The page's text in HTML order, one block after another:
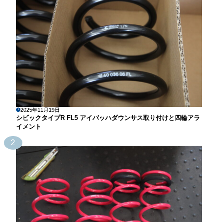
2025年11月19日
シビックタイプR FL5 アイバッハダウンサス取り付けと四輪アラ
イメント
2